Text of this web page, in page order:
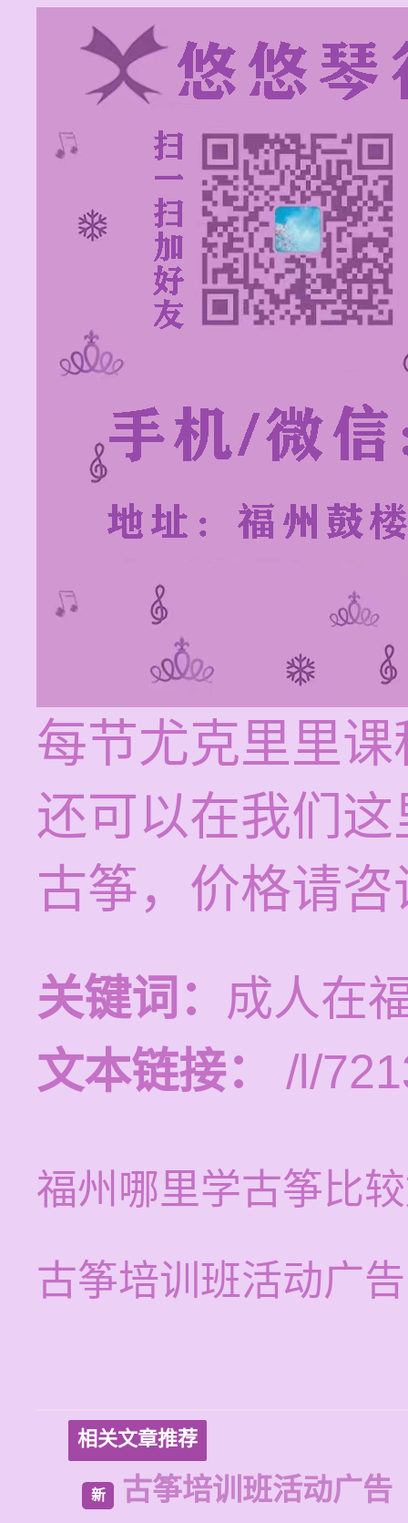
每节尤克里里
还可以在我们
古筝，价格请
关键词： 成人在
文本链接：
/l/
福州哪里学古筝比
古筝培训班活动广告
相关文章推荐
新 古筝培训班活动广告